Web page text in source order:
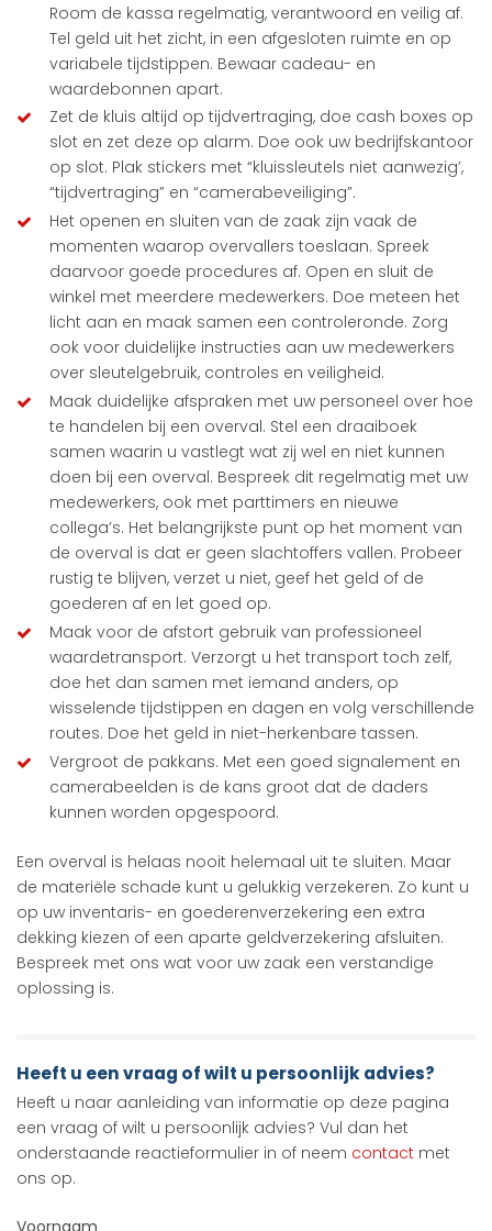
Room de kassa regelmatig, verantwoord en veilig af.
Tel geld uit het zicht, in een afgesloten ruimte en op
variabele tijdstippen. Bewaar cadeau- en
waardebonnen apart.
Zet de kluis altijd op tijdvertraging, doe cash boxes op
slot en zet deze op alarm. Doe ook uw bedrijfskantoor
op slot. Plak stickers met “kluissleutels niet aanwezig’,
“tijdvertraging” en “camerabeveiliging”.
Het openen en sluiten van de zaak zijn vaak de
momenten waarop overvallers toeslaan. Spreek
daarvoor goede procedures af. Open en sluit de
winkel met meerdere medewerkers. Doe meteen het
licht aan en maak samen een controleronde. Zorg
ook voor duidelijke instructies aan uw medewerkers
over sleutelgebruik, controles en veiligheid.
Maak duidelijke afspraken met uw personeel over hoe
te handelen bij een overval. Stel een draaiboek
samen waarin u vastlegt wat zij wel en niet kunnen
doen bij een overval. Bespreek dit regelmatig met uw
medewerkers, ook met parttimers en nieuwe
collega’s. Het belangrijkste punt op het moment van
de overval is dat er geen slachtoffers vallen. Probeer
rustig te blijven, verzet u niet, geef het geld of de
goederen af en let goed op.
Maak voor de afstort gebruik van professioneel
waardetransport. Verzorgt u het transport toch zelf,
doe het dan samen met iemand anders, op
wisselende tijdstippen en dagen en volg verschillende
routes. Doe het geld in niet-herkenbare tassen.
Vergroot de pakkans. Met een goed signalement en
camerabeelden is de kans groot dat de daders
kunnen worden opgespoord.
Een overval is helaas nooit helemaal uit te sluiten. Maar
de materiële schade kunt u gelukkig verzekeren. Zo kunt u
op uw inventaris- en goederenverzekering een extra
dekking kiezen of een aparte geldverzekering afsluiten.
Bespreek met ons wat voor uw zaak een verstandige
oplossing is.
Heeft u een vraag of wilt u persoonlijk advies?
Heeft u naar aanleiding van informatie op deze pagina
een vraag of wilt u persoonlijk advies? Vul dan het
onderstaande reactieformulier in of neem contact met
ons op.
Voornaam